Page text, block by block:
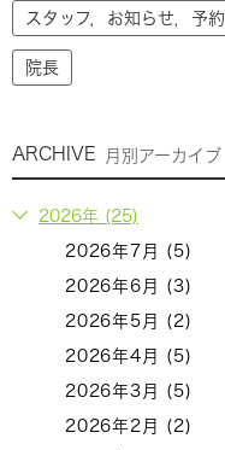
スタッフ，お知らせ，予約
院長
ARCHIVE 月別アーカイブ
2026年 (25)
2026年7月 (5)
2026年6月 (3)
2026年5月 (2)
2026年4月 (5)
2026年3月 (5)
2026年2月 (2)